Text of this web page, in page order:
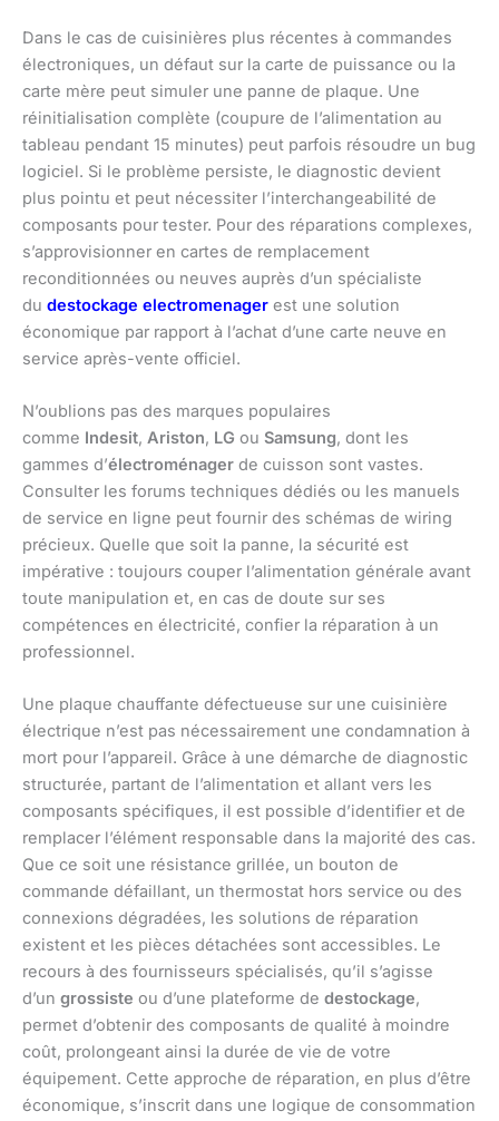
Dans le cas de cuisinières plus récentes à commandes
électroniques, un défaut sur la carte de puissance ou la
carte mère peut simuler une panne de plaque. Une
réinitialisation complète (coupure de l’alimentation au
tableau pendant 15 minutes) peut parfois résoudre un bug
logiciel. Si le problème persiste, le diagnostic devient
plus pointu et peut nécessiter l’interchangeabilité de
composants pour tester. Pour des réparations complexes,
s’approvisionner en cartes de remplacement
reconditionnées ou neuves auprès d’un spécialiste
du destockage electromenager est une solution
économique par rapport à l’achat d’une carte neuve en
service après-vente officiel.
N’oublions pas des marques populaires
comme Indesit, Ariston, LG ou Samsung, dont les
gammes d’électroménager de cuisson sont vastes.
Consulter les forums techniques dédiés ou les manuels
de service en ligne peut fournir des schémas de wiring
précieux. Quelle que soit la panne, la sécurité est
impérative : toujours couper l’alimentation générale avant
toute manipulation et, en cas de doute sur ses
compétences en électricité, confier la réparation à un
professionnel.
Une plaque chauffante défectueuse sur une cuisinière
électrique n’est pas nécessairement une condamnation à
mort pour l’appareil. Grâce à une démarche de diagnostic
structurée, partant de l’alimentation et allant vers les
composants spécifiques, il est possible d’identifier et de
remplacer l’élément responsable dans la majorité des cas.
Que ce soit une résistance grillée, un bouton de
commande défaillant, un thermostat hors service ou des
connexions dégradées, les solutions de réparation
existent et les pièces détachées sont accessibles. Le
recours à des fournisseurs spécialisés, qu’il s’agisse
d’un grossiste ou d’une plateforme de destockage,
permet d’obtenir des composants de qualité à moindre
coût, prolongeant ainsi la durée de vie de votre
équipement. Cette approche de réparation, en plus d’être
économique, s’inscrit dans une logique de consommation